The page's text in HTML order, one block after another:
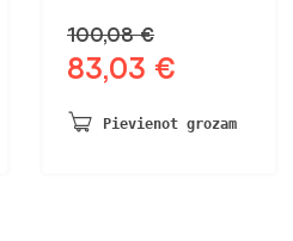
100,08€
Sākotnējā
bija:
83,03 €
ir:
Pievienot grozam